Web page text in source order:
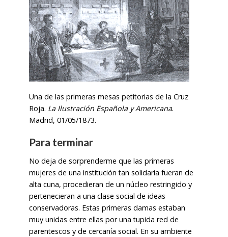
Una de las primeras mesas petitorias de la Cruz
Roja. La Ilustración Española y Americana.
Madrid, 01/05/1873.
Para terminar
No deja de sorprenderme que las primeras
mujeres de una institución tan solidaria fueran de
alta cuna, procedieran de un núcleo restringido y
pertenecieran a una clase social de ideas
conservadoras. Estas primeras damas estaban
muy unidas entre ellas por una tupida red de
parentescos y de cercanía social. En su ambiente